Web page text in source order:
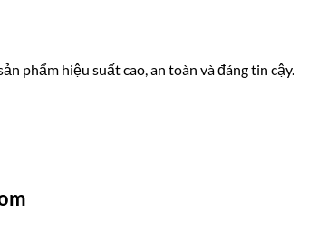
phẩm hiệu suất cao, an toàn và đáng tin cậy.